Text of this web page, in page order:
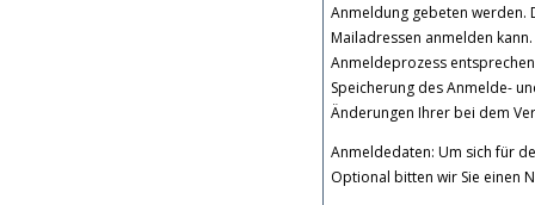
Anmeldung gebeten werden.
Mailadressen anmelden
Anmeldeprozess
Speicherung des Anmelde-
Änderungen Ihrer bei dem
Anmeldedaten: Um sich für
Optional bitten wir Sie einen